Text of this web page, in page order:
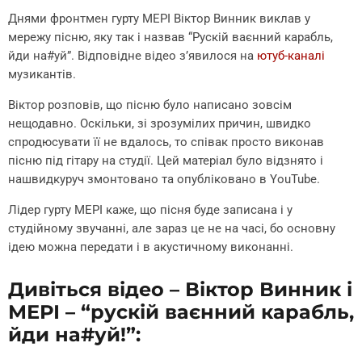
Днями фронтмен гурту МЕРІ Віктор Винник виклав у
мережу пісню, яку так і назвав “Рускій ваєнний карабль,
йди на#уй”. Відповідне відео з’явилося на ютуб-каналі
музикантів.
Віктор розповів, що пісню було написано зовсім
нещодавно. Оскільки, зі зрозумілих причин, швидко
спродюсувати її не вдалось, то співак просто виконав
пісню під гітару на студії. Цей матеріал було відзнято і
нашвидкуруч змонтовано та опубліковано в YouTube.
Лідер гурту МЕРІ каже, що пісня буде записана і у
студійному звучанні, але зараз це не на часі, бо основну
ідею можна передати і в акустичному виконанні.
Дивіться відео – Віктор Винник і
МЕРІ – “рускій ваєнний карабль,
йди на#уй!”: